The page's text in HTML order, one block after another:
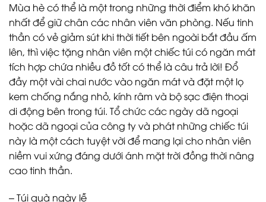
Mùa hè có thể là một trong những thời điểm khó khăn
nhất để giữ chân các nhân viên văn phòng. Nếu tinh
thần có vẻ giảm sút khi thời tiết bên ngoài bắt đầu ấm
lên, thì việc tặng nhân viên một chiếc túi có ngăn mát
tích hợp chứa nhiều đồ tốt có thể là câu trả lời! Đổ
đầy một vài chai nước vào ngăn mát và đặt một lọ
kem chống nắng nhỏ, kính râm và bộ sạc điện thoại
di động bên trong túi. Tổ chức các ngày dã ngoại
hoặc dã ngoại của công ty và phát những chiếc túi
này là một cách tuyệt vời để mang lại cho nhân viên
niềm vui xứng đáng dưới ánh mặt trời đồng thời nâng
cao tinh thần.
– Túi quà ngày lễ